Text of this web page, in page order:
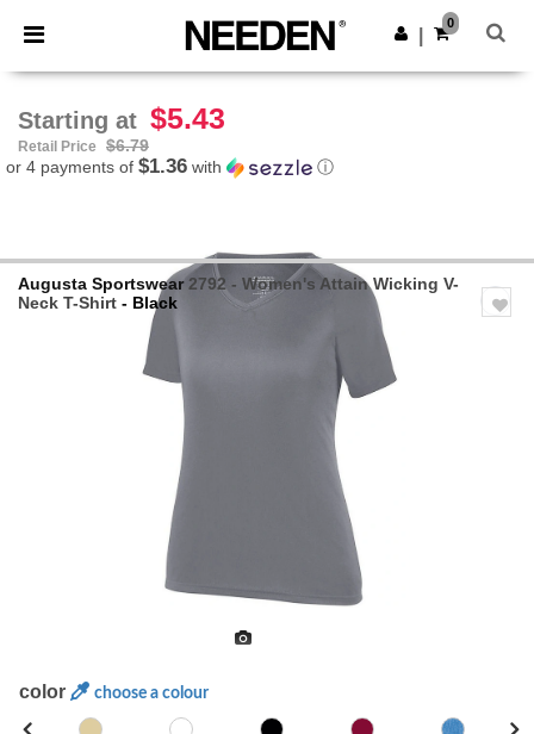
× Needen App
Better prices on app!
Get the app
0
Starting at $5.43
Retail Price
$6.79
or 4 payments of $1.36 with ⓘ
Augusta Sportswear2792 - Women's Attain Wicking V-
Neck T-Shirt - Black
color choose a colour